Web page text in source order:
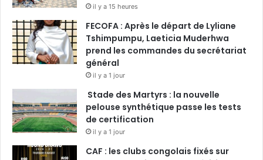
il y a 15 heures
FECOFA : Après le départ de Lyliane
Tshimpumpu, Laeticia Muderhwa
prend les commandes du secrétariat
général
il y a 1 jour
Stade des Martyrs : la nouvelle
pelouse synthétique passe les tests
de certification
il y a 1 jour
CAF : les clubs congolais fixés sur